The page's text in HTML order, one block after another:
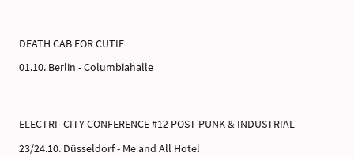
DEATH CAB FOR CUTIE
01.10. Berlin - Columbiahalle
ELECTRI_CITY CONFERENCE #12 POST-PUNK & INDUSTRIAL
23/24.10. Düsseldorf - Me and All Hotel